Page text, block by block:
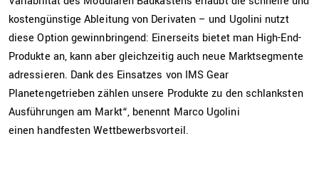
kostengünstige Ableitung von Derivaten – und Ugolini nutzt
diese Option gewinnbringend: Einerseits bietet man High-End-
Produkte an, kann aber gleichzeitig auch neue Marktsegmente
adressieren. Dank des Einsatzes von IMS Gear
Planetengetrieben zählen unsere Produkte zu den schlanksten
Ausführungen am Markt“, benennt Marco Ugolini
einen handfesten Wettbewerbsvorteil.